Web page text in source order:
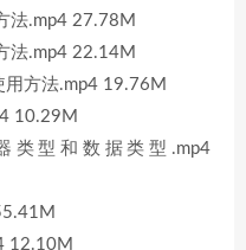
法.mp4 27.78M
法.mp4 22.14M
用方法.mp4 19.76M
10.29M
类型和数据类型.mp4
12.10M